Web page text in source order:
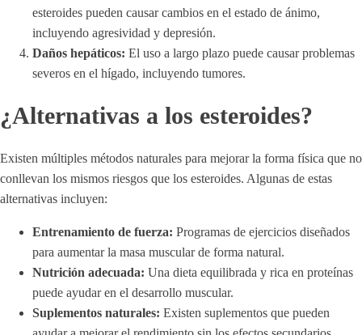
esteroides pueden causar cambios en el estado de ánimo,
incluyendo agresividad y depresión.
Daños hepáticos: El uso a largo plazo puede causar problemas
severos en el hígado, incluyendo tumores.
¿Alternativas a los esteroides?
Existen múltiples métodos naturales para mejorar la forma física que no
conllevan los mismos riesgos que los esteroides. Algunas de estas
alternativas incluyen:
Entrenamiento de fuerza: Programas de ejercicios diseñados
para aumentar la masa muscular de forma natural.
Nutrición adecuada: Una dieta equilibrada y rica en proteínas
puede ayudar en el desarrollo muscular.
Suplementos naturales: Existen suplementos que pueden